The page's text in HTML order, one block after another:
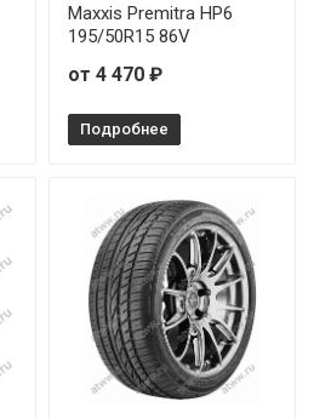
Maxxis Premitra HP6
195/50R15 86V
от 4 470 ₽
Подробнее